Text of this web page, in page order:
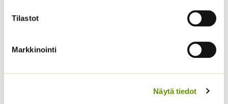
Tilastot
Markkinointi
Näytä tiedot
oli:
Sisältää arvonlisäveron